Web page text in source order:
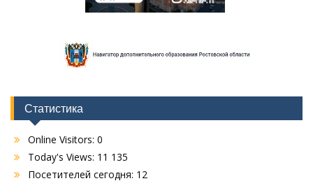
Статистика
Online Visitors: 0
Today's Views: 11 135
Посетителей сегодня: 12